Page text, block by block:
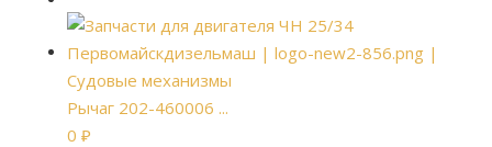
Рычаг 202-460006 ...
0 ₽